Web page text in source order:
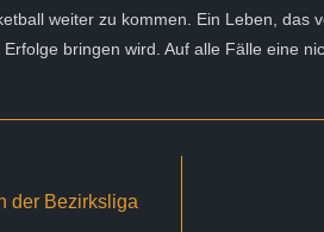
weiter zu kommen. Ein Leben, das
bringen wird. Auf alle Fälle eine
der Bezirksliga